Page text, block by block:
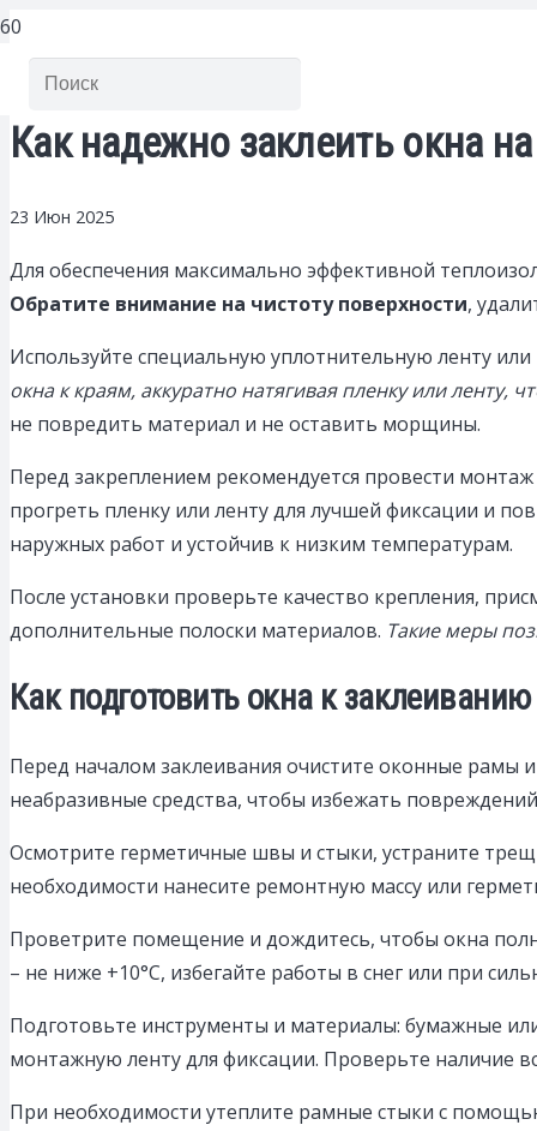
Как надежно заклеить окна
23 Июн 2025
Для обеспечения максимально эффективной
Обратите внимание на чистоту поверхности,
Используйте специальную уплотнительную ленту
окна к краям, аккуратно натягивая пленку или ленту,
не повредить материал и не оставить морщины.
Перед закреплением рекомендуется провести
прогреть пленку или ленту для лучшей фиксации и
наружных работ и устойчив к низким температурам.
После установки проверьте качество крепления,
дополнительные полоски материалов. Такие меры
Как подготовить окна к
Перед началом заклеивания очистите оконные рамы
неабразивные средства, чтобы избежать
Осмотрите герметичные швы и стыки, устраните
необходимости нанесите ремонтную массу или
Проветрите помещение и дождитесь, чтобы окна
– не ниже +10°C, избегайте работы в снег или при
Подготовьте инструменты и материалы: бумажные
монтажную ленту для фиксации. Проверьте наличие
При необходимости утеплите рамные стыки с